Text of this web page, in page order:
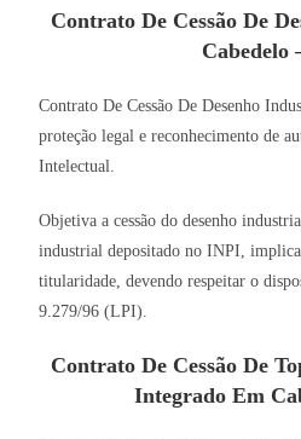
Contrato De Cessão De
Cabedelo
Contrato De Cessão De Desenho
proteção legal e reconhecimento de
Intelectual.
Objetiva a cessão do desenho
industrial depositado no INPI,
titularidade, devendo respeitar o
9.279/96 (LPI).
Contrato De Cessão De
Integrado Em